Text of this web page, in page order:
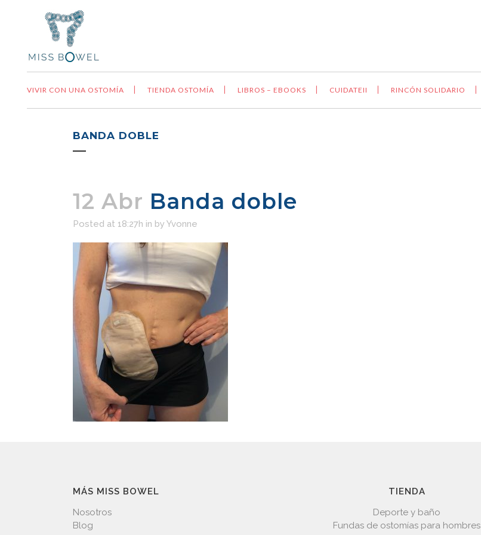
VIVIR CON UNA OSTOMÍA TIENDA OSTOMÍA LIBROS – EBOOKS CUIDATEII RINCÓN SOLIDARIO
BANDA DOBLE
12 Abr Banda doble
Posted at 18:27h in by Yvonne
MÁS MISS BOWEL
Nosotros
Blog
TIENDA
Deporte y baño
Fundas de ostomías para hombres